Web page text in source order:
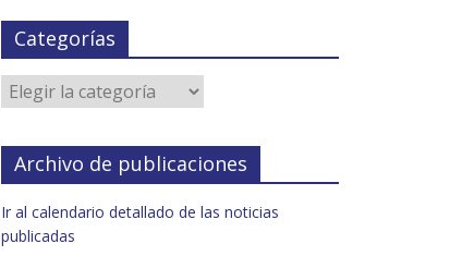
Categorías
Archivo de publicaciones
Ir al calendario detallado de las noticias
publicadas